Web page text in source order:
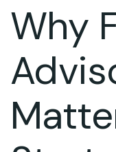
Why